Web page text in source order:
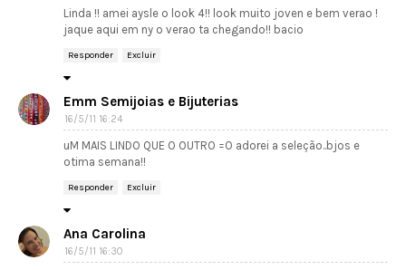
Linda !! amei aysle o look 4!! look muito joven e bem verao !
jaque aqui em ny o verao ta chegando!! bacio
Responder Excluir
Emm Semijoias e Bijuterias
16/5/11 16:24
uM MAIS LINDO QUE O OUTRO =O adorei a seleção..bjos e
otima semana!!
Responder Excluir
Ana Carolina
16/5/11 16:30